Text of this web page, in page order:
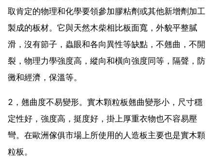
取肯定的物理和化學要領參加膠粘劑或其他新增劑加工
製成的板材。它與天然木柴相比板面寬，外貌平整膩
滑，沒有節子，蟲眼和各向異性等缺點，不翹曲，不開
裂，物理力學強度高，縱向和橫向強度同等，隔聲，防
黴和經濟，保溫等。
2，翹曲度不易變形。實木顆粒板翹曲變形小，尺寸穩
定性好，強度高，挺度好，掛上厚重衣物也不容易壓
彎。在歐洲傢俱市場上所使用的人造板主要也是實木顆
粒板。